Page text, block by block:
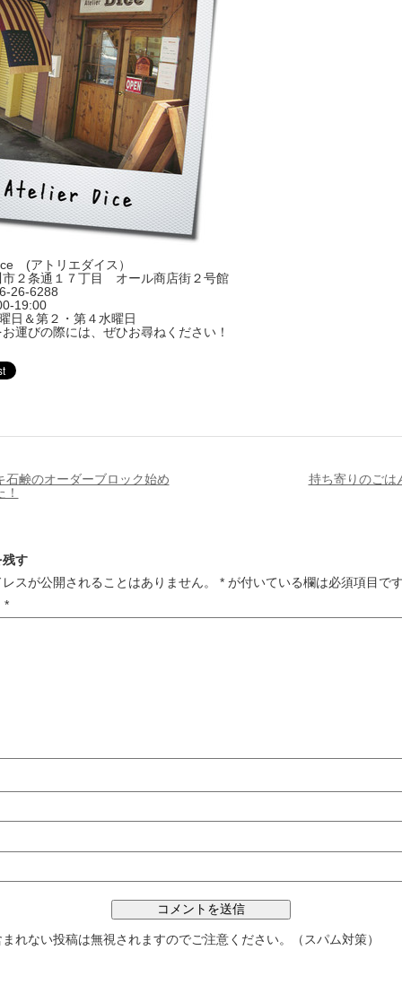
(アトリエダイス）
市２条通１７丁目 オール商店街２号館
26-6288
19:00
日＆第２・第４水曜日
運びの際には、ぜひお尋ねください！
石鹸のオーダーブロック始め
持ち寄りのごは
す
スが公開されることはありません。
*が付いている欄は必須項目です
*
れない投稿は無視されますのでご注意ください。（スパム対策）